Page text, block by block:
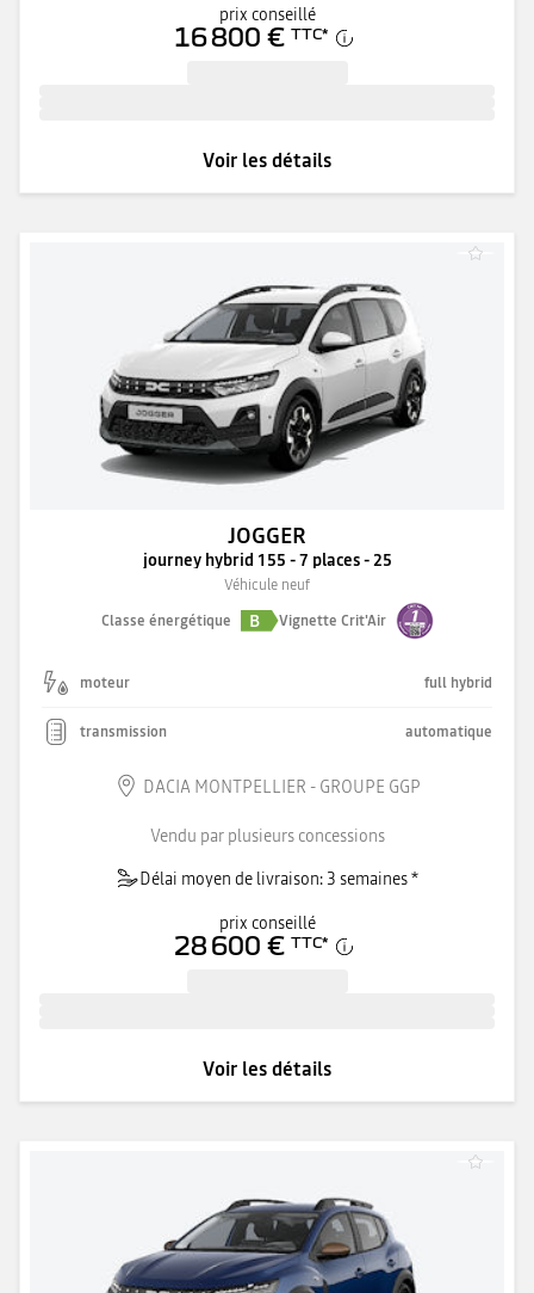
prix conseillé
16 800 € TTC*
Voir les détails
JOGGER
journey hybrid 155 - 7 places - 25
Véhicule neuf
Classe énergétique
B Vignette Crit'Air
moteur full hybrid
transmission automatique
DACIA MONTPELLIER - GROUPE GGP
Vendu par plusieurs concessions
Délai moyen de livraison: 3 semaines *
prix conseillé
28 600 € TTC*
Voir les détails